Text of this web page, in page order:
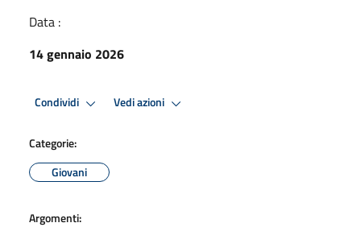
Data :
14 gennaio 2026
Condividi Vedi azioni
Categorie:
Giovani
Argomenti: